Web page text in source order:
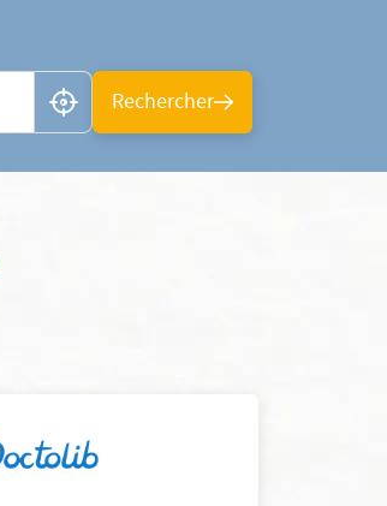
Rechercher